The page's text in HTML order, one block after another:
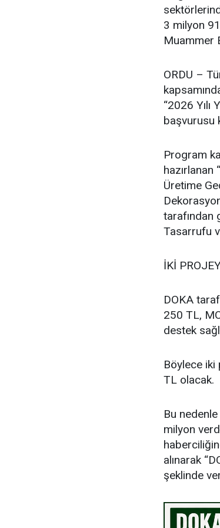
3 milyon
Muammer
ORDU –
“2026 Yılı
başvurusu
Program
hazırlanan
Üretime
tarafından
Tasarrufu
İKİ
DOKA
250 TL,
destek
Böylece
TL olacak.
Bu
milyon
alınarak
şeklinde